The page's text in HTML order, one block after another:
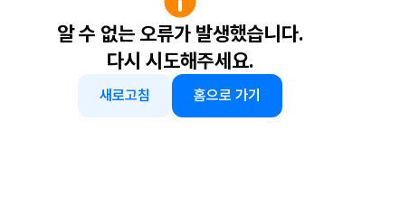
알 수 없는 오류가 발생했습니다.
다시 시도해주세요.
새로고침 홈으로 가기